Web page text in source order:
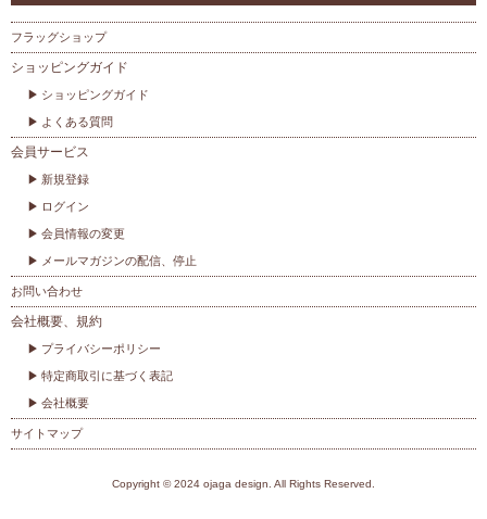
フラッグショップ
ショッピングガイド
ショッピングガイド
よくある質問
会員サービス
新規登録
ログイン
会員情報の変更
メールマガジンの配信、停止
お問い合わせ
会社概要、規約
プライバシーポリシー
特定商取引に基づく表記
会社概要
サイトマップ
Copyright © 2024 ojaga design. All Rights Reserved.